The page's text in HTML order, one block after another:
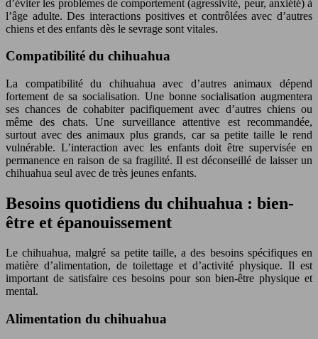
d’éviter les problèmes de comportement (agressivité, peur, anxiété) à
l’âge adulte. Des interactions positives et contrôlées avec d’autres
chiens et des enfants dès le sevrage sont vitales.
Compatibilité du chihuahua
La compatibilité du chihuahua avec d’autres animaux dépend
fortement de sa socialisation. Une bonne socialisation augmentera
ses chances de cohabiter pacifiquement avec d’autres chiens ou
même des chats. Une surveillance attentive est recommandée,
surtout avec des animaux plus grands, car sa petite taille le rend
vulnérable. L’interaction avec les enfants doit être supervisée en
permanence en raison de sa fragilité. Il est déconseillé de laisser un
chihuahua seul avec de très jeunes enfants.
Besoins quotidiens du chihuahua : bien-
être et épanouissement
Le chihuahua, malgré sa petite taille, a des besoins spécifiques en
matière d’alimentation, de toilettage et d’activité physique. Il est
important de satisfaire ces besoins pour son bien-être physique et
mental.
Alimentation du chihuahua